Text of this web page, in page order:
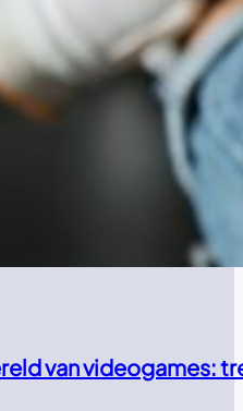
van videogames: